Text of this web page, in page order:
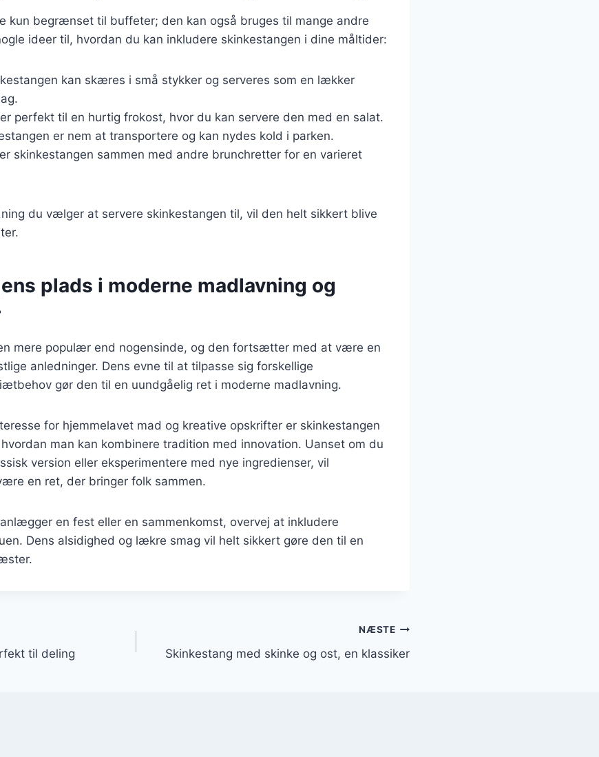
kun begrænset til buffeter; den kan også bruges til mange andre
ideer til, hvordan du kan inkludere skinkestangen i dine måltider:
kan skæres i små stykker og serveres som en lækker
perfekt til en hurtig frokost, hvor du kan servere den med en salat.
er nem at transportere og kan nydes kold i parken.
skinkestangen sammen med andre brunchretter for en varieret
du vælger at servere skinkestangen til, vil den helt sikkert blive
plads i moderne madlavning og
mere populær end nogensinde, og den fortsætter med at være en
anledninger. Dens evne til at tilpasse sig forskellige
gør den til en uundgåelig ret i moderne madlavning.
for hjemmelavet mad og kreative opskrifter er skinkestangen
man kan kombinere tradition med innovation. Uanset om du
version eller eksperimentere med nye ingredienser, vil
en ret, der bringer folk sammen.
en fest eller en sammenkomst, overvej at inkludere
Dens alsidighed og lækre smag vil helt sikkert gøre den til en
til deling
NÆSTE
Skinkestang med skinke og ost, en klassiker